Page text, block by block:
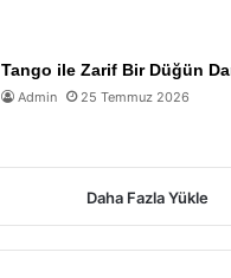
Tango ile Zarif Bir Düğün
Admin 25 Temmuz 2026
Daha Fazla Yükle